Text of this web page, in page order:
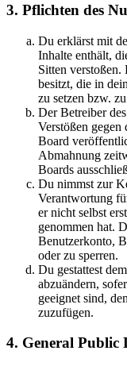
3. Pflichten des
Du erklärst mit
Inhalte enthält,
Sitten verstoßen.
besitzt, die in
zu setzen bzw.
Der Betreiber
Verstößen gegen
Board
Abmahnung
Boards
Du nimmst zur
Verantwortung
er nicht selbst
genommen hat.
Benutzerkonto,
oder zu sperren.
Du gestattest
abzuändern,
geeignet sind,
zuzufügen.
4. General Public